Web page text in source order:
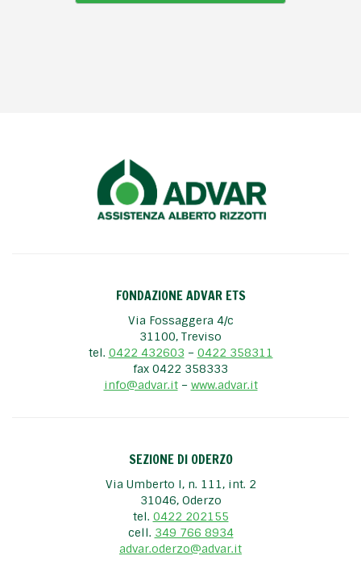
FONDAZIONE ADVAR ETS
Via Fossaggera 4/c
31100, Treviso
tel. 0422 432603 – 0422 358311
fax 0422 358333
info@advar.it– www.advar.it
SEZIONE DI ODERZO
Via Umberto I, n. 111, int. 2
31046, Oderzo
tel. 0422 202155
cell. 349 766 8934
advar.oderzo@advar.it